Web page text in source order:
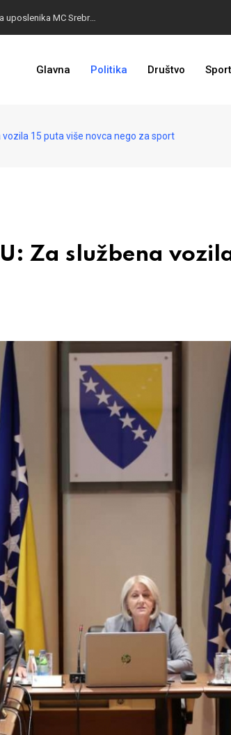
BURA U RS-U: Nastavak saslušanja uposlenika MC Srebrenica
SJAJNI REZULTATI: Turisti okupirali glavni grad BiH, za mjesec dana više od 240.000 noćenja
Glavna Politika Društvo Sport
vozila 15 puta više novca nego za sport
Za službena